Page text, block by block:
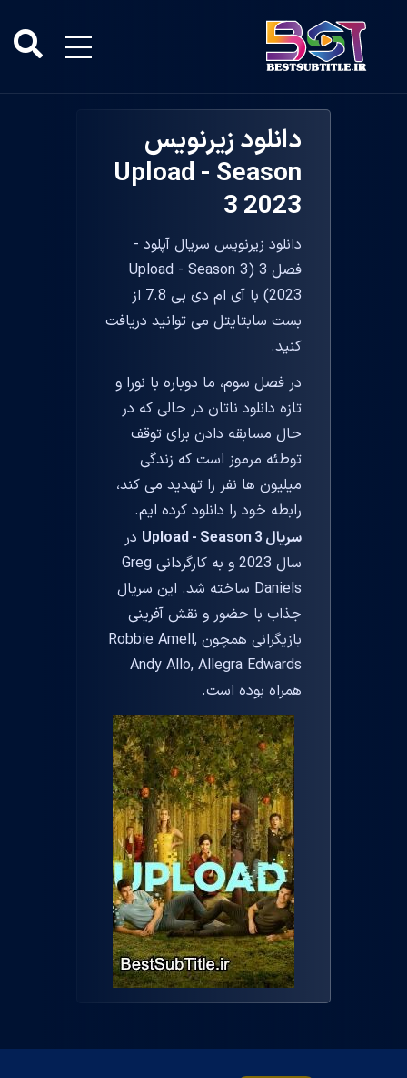
دانلود زیرنویس
Upload - Season
3 2023
دانلود زیرنویس سریال آپلود -
فصل 3 (Upload - Season 3
2023) با آی ام دی بی 7.8 از
بست سابتایتل می توانید دریافت
کنید.
در فصل سوم، ما دوباره با نورا و
تازه دانلود ناتان در حالی که در
حال مسابقه دادن برای توقف
توطئه مرموز است که زندگی
میلیون ها نفر را تهدید می کند،
رابطه خود را دانلود کرده ایم.
سریال Upload - Season 3
در
سال 2023 و به کارگردانی Greg
Daniels ساخته شد. این سریال
جذاب با حضور و نقش آفرینی
بازیگرانی همچون Robbie Amell,
Andy Allo, Allegra Edwards
همراه بوده است.